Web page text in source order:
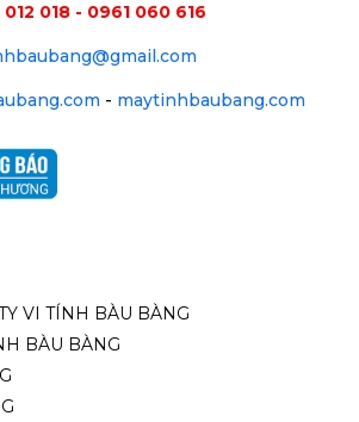
IP chuyên nghiệp
DS-2CD1327G0-LUF
012 018 - 0961 060 616
- maytinhbaubang.com
VI TÍNH BÀU BÀNG
BÀU BÀNG